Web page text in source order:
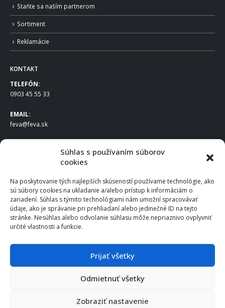
Súhlas s používaním súborov
cookies
Na poskytovanie tých najlepších skúseností používame technológie, ako
sú súbory cookies na ukladanie a/alebo prístup k informáciám o
zariadení. Súhlas s týmito technológiami nám umožní spracovávať
údaje, ako je správanie pri prehliadaní alebo jedinečné ID na tejto
stránke. Nesúhlas alebo odvolanie súhlasu môže nepriaznivo ovplyvniť
určité vlastnosti a funkcie.
Prijať všetky
Odmietnuť všetky
Zobraziť nastavenie
Staňte sa naším partnerom
Sortiment
Reklamácie
KONTAKT
TELEFÓN:
0903 45 55 33
EMAIL:
feva@feva.sk
FEVA Slovakia SK s.r.o.
831 04 Bratislava
IČO: 50922688
DIČ: 2120539388
IČ DPH: SK2120539388
Po – Pia: 8:00 – 16:30